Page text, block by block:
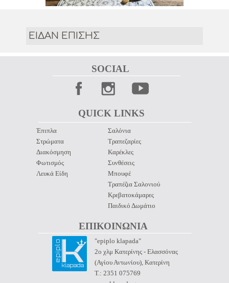
ΕΙΔΑΝ ΕΠΙΣΗΣ
QUICK LINKS
ΕΠΙΚΟΙΝΩΝΙΑ
SOCIAL
Έπιπλα
Στρώματα
Διακόσμηση
Φωτισμός
Λευκά Είδη
Σαλόνια
Τραπεζαρίες
Καρέκλες
Συνθέσεις
Μπουφέ
Τραπέζια Σαλονιού
Κρεβατοκάμαρες
Παιδικό Δωμάτιο
"epiplo klapada"
2ο χλμ Κατερίνης - Ελασσόνας
(Αγίου Αντωνίου), Κατερίνη
Τ.: 2351 075769